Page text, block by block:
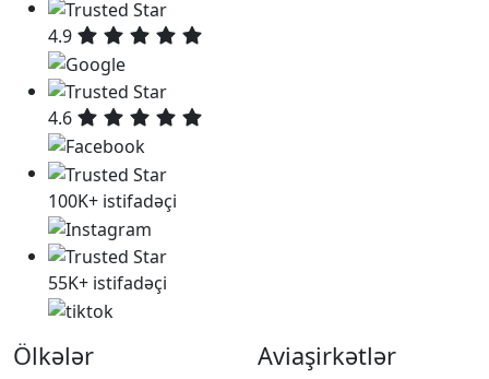
4.9
4.6
100K+ istifadəçi
55K+ istifadəçi
Ölkələr Aviaşirkətlər